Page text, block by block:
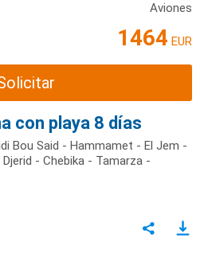
Aviones
1464 EUR
con playa 8 días
Bou Said - Hammamet - El Jem -
- Chebika - Tamarza -